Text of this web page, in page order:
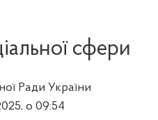
сфери
Ради України
о 09:54